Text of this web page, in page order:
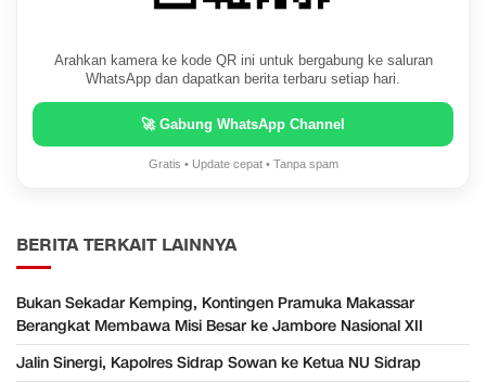
Arahkan kamera ke kode QR ini untuk bergabung ke saluran
WhatsApp dan dapatkan berita terbaru setiap hari.
🚀 Gabung WhatsApp Channel
Gratis • Update cepat • Tanpa spam
BERITA TERKAIT LAINNYA
Bukan Sekadar Kemping, Kontingen Pramuka Makassar
Berangkat Membawa Misi Besar ke Jambore Nasional XII
Jalin Sinergi, Kapolres Sidrap Sowan ke Ketua NU Sidrap